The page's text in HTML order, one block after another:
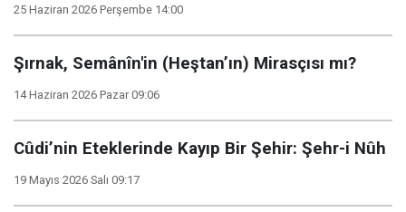
25 Haziran 2026 Perşembe 14:00
Şırnak, Semânîn'in (Heştan’ın) Mirasçısı mı?
14 Haziran 2026 Pazar 09:06
Cûdi’nin Eteklerinde Kayıp Bir Şehir: Şehr-i Nûh
19 Mayıs 2026 Salı 09:17